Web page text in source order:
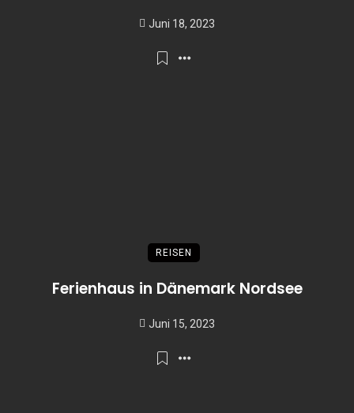
Juni 18, 2023
REISEN
Ferienhaus in Dänemark Nordsee
Juni 15, 2023